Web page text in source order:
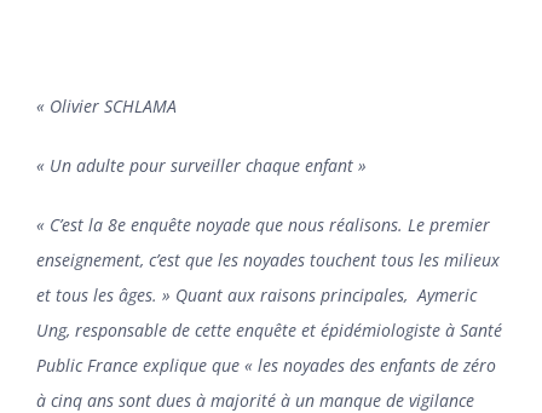
« Olivier SCHLAMA
« Un adulte pour surveiller chaque enfant »
« C’est la 8e enquête noyade que nous réalisons. Le premier
enseignement, c’est que les noyades touchent tous les milieux
et tous les âges. » Quant aux raisons principales, Aymeric
Ung, responsable de cette enquête et épidémiologiste à Santé
Public France explique que « les noyades des enfants de zéro
à cinq ans sont dues à majorité à un manque de vigilance